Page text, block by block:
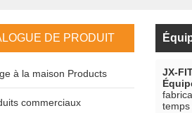
DE PRODUIT
à la maison Products
commerciaux
JX-